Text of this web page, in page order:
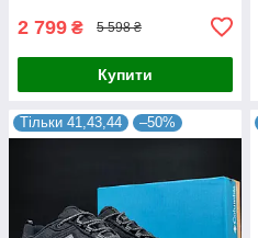
2 799 ₴ 5 598 ₴
Купити
Тільки 41,43,44 –50%